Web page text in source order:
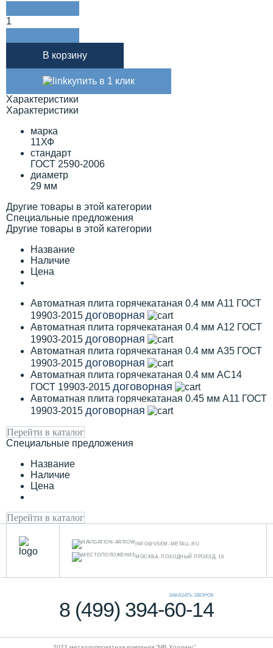
1
В корзину
купить в 1 клик
Характеристики
Характеристики
марка
11ХФ
стандарт
ГОСТ 2590-2006
диаметр
29 мм
Другие товары в этой категории
Специальные предложения
Другие товары в этой категории
Название
Наличие
Цена
Автоматная плита горячекатаная 0.4 мм А11 ГОСТ
19903-2015 договорная
Автоматная плита горячекатаная 0.4 мм А12 ГОСТ
19903-2015 договорная
Автоматная плита горячекатаная 0.4 мм А35 ГОСТ
19903-2015 договорная
Автоматная плита горячекатаная 0.4 мм АС14
ГОСТ 19903-2015 договорная
Автоматная плита горячекатаная 0.45 мм А11 ГОСТ
19903-2015 договорная
Перейти в каталог
Специальные предложения
Название
Наличие
Цена
Перейти в каталог
INFO@VSEM-METALL.RU
МОСКВА, ПОХОДНЫЙ ПРОЕЗД, 16
ЗАКАЗАТЬ ЗВОНОК
8 (499) 394-60-14